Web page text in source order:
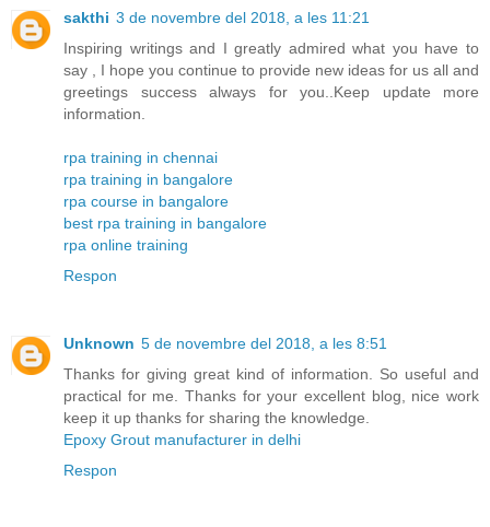
sakthi 3 de novembre del 2018, a les 11:21
Inspiring writings and I greatly admired what you have to
say , I hope you continue to provide new ideas for us all and
greetings success always for you..Keep update more
information.
rpa training in chennai
rpa training in bangalore
rpa course in bangalore
best rpa training in bangalore
rpa online training
Respon
Unknown 5 de novembre del 2018, a les 8:51
Thanks for giving great kind of information. So useful and
practical for me. Thanks for your excellent blog, nice work
keep it up thanks for sharing the knowledge.
Epoxy Grout manufacturer in delhi
Respon